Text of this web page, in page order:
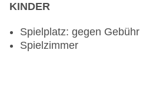
KINDER
Spielplatz: gegen Gebühr
Spielzimmer